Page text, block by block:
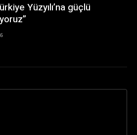
Yüzyılı’na güçlü